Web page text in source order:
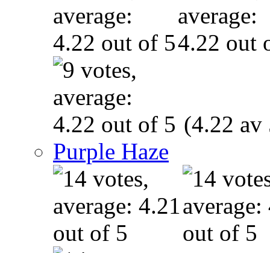
(4.22 av
Purple Haze